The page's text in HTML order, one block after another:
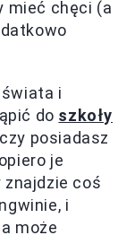
mieć chęci (a
i
do szkoły
posiadasz
je
coś
i
może